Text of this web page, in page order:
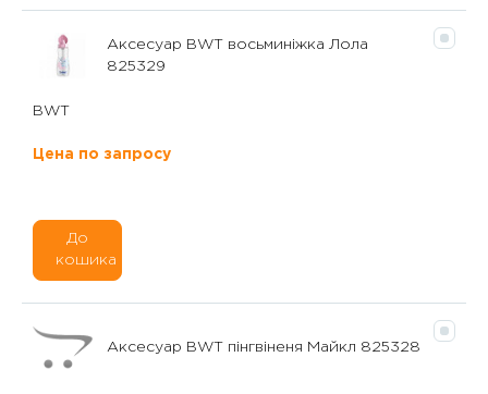
Аксесуар BWT восьминіжка Лола
825329
BWT
Цена по запросу
До
кошика
Аксесуар BWT пінгвіненя Майкл 825328